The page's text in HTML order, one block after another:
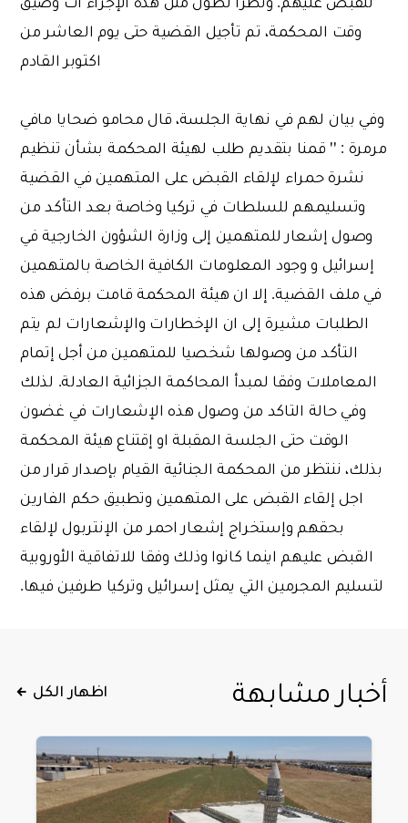
وقت المحكمة، تم تأجيل القضية حتى يوم العاشر من
اكتوبر القادم
وفي بيان لهم في نهاية الجلسة، قال محامو ضحايا مافي
مرمرة : '' قمنا بتقديم طلب لهيئة المحكمة بشأن تنظيم
نشرة حمراء لإلقاء القبض على المتهمين في القضية
وتسليمهم للسلطات في تركيا وخاصة بعد التأكد من
وصول إشعار للمتهمين إلى وزارة الشؤون الخارجية في
إسرائيل و وجود المعلومات الكافية الخاصة بالمتهمين
في ملف القضية. إلا ان هيئة المحكمة قامت برفض هذه
الطلبات مشيرة إلى ان الإخطارات والإشعارات لم يتم
التأكد من وصولها شخصيا للمتهمين من أجل إتمام
المعاملات وفقا لمبدأ المحاكمة الجزائية العادلة. لذلك
وفي حالة التاكد من وصول هذه الإشعارات في غضون
الوقت حتى الجلسة المقبلة او إقتناع هيئة المحكمة
بذلك، ننتظر من المحكمة الجنائية القيام بإصدار قرار من
اجل إلقاء القبض على المتهمين وتطبيق حكم الفارين
بحقهم وإستخراج إشعار احمر من الإنتربول لإلقاء
القبض عليهم اينما كانوا وذلك وفقا للاتفاقية الأوروبية
لتسليم المجرمين التي يمثل إسرائيل وتركيا طرفين فيها.
أخبار مشابهة اظهار الكل